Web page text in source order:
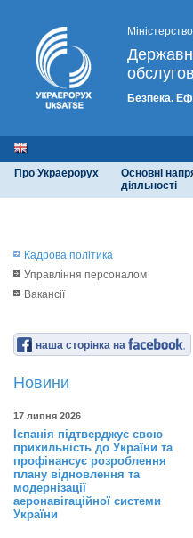
Безпека.
Про Украерорух
Основні
діяльності
Кадрова політика
Управління персоналом
Вакансії
наша сторінка на
Новини
17 липня 2026
Іспанія підтверджує свою
прихильність до України та
профінансує розроблення
плану відновлення та
модернізації
аеронавігаційної системи
України